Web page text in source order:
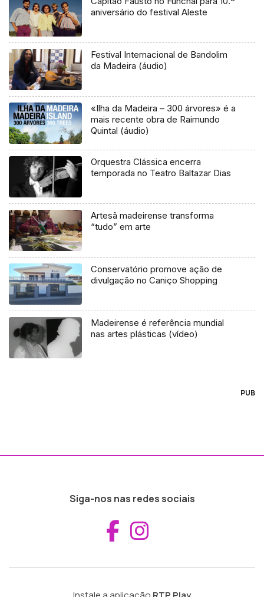
aniversário do festival Aleste
Festival Internacional de Bandolim
da Madeira (áudio)
«Ilha da Madeira – 300 árvores» é a
mais recente obra de Raimundo
Quintal (áudio)
Orquestra Clássica encerra
temporada no Teatro Baltazar Dias
Artesã madeirense transforma
“tudo” em arte
Conservatório promove ação de
divulgação no Caniço Shopping
Madeirense é referência mundial
nas artes plásticas (vídeo)
PUB
Siga-nos nas redes sociais
Aceder ao